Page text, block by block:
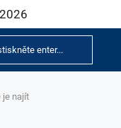
je najít